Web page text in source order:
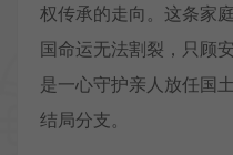
权传承的走向。这条家
国命运无法割裂，只顾
是一心守护亲人放任国
结局分支。